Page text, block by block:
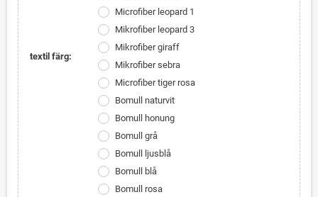
textil färg:
Microfiber leopard 1
Mikrofiber leopard 3
Mikrofiber giraff
Mikrofiber sebra
Microfiber tiger rosa
Bomull naturvit
Bomull honung
Bomull grå
Bomull ljusblå
Bomull blå
Bomull rosa